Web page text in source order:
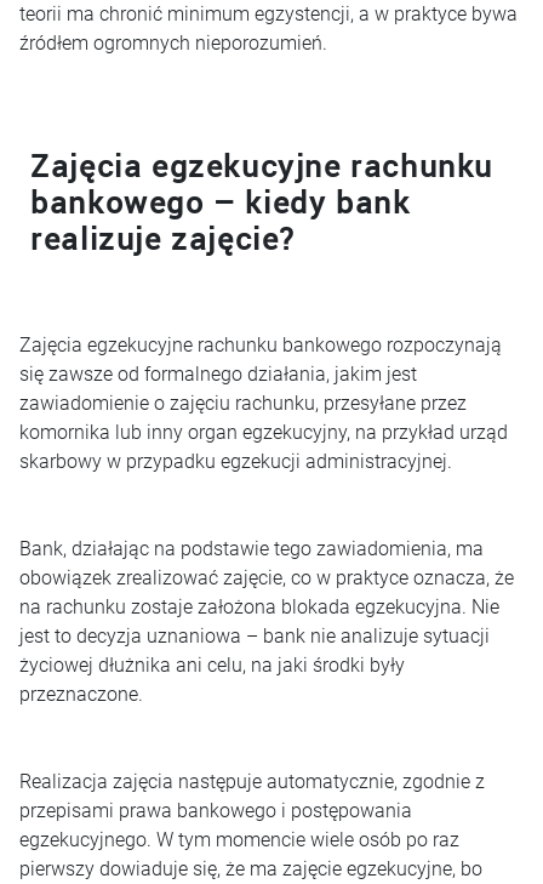
teorii ma chronić minimum egzystencji, a w praktyce bywa
źródłem ogromnych nieporozumień.
Zajęcia egzekucyjne rachunku
bankowego – kiedy bank
realizuje zajęcie?
Zajęcia egzekucyjne rachunku bankowego rozpoczynają
się zawsze od formalnego działania, jakim jest
zawiadomienie o zajęciu rachunku, przesyłane przez
komornika lub inny organ egzekucyjny, na przykład urząd
skarbowy w przypadku egzekucji administracyjnej.
Bank, działając na podstawie tego zawiadomienia, ma
obowiązek zrealizować zajęcie, co w praktyce oznacza, że
na rachunku zostaje założona blokada egzekucyjna. Nie
jest to decyzja uznaniowa – bank nie analizuje sytuacji
życiowej dłużnika ani celu, na jaki środki były
przeznaczone.
Realizacja zajęcia następuje automatycznie, zgodnie z
przepisami prawa bankowego i postępowania
egzekucyjnego. W tym momencie wiele osób po raz
pierwszy dowiaduje się, że ma zajęcie egzekucyjne, bo